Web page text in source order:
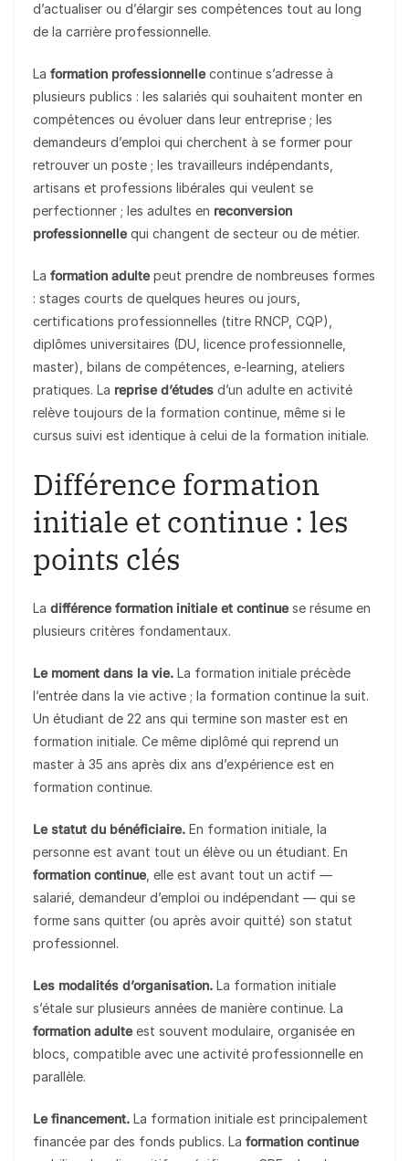
d’actualiser ou d’élargir ses compétences tout au long
de la carrière professionnelle.
La formation professionnellecontinue s’adresse à
plusieurs publics : les salariés qui souhaitent monter en
compétences ou évoluer dans leur entreprise ; les
demandeurs d’emploi qui cherchent à se former pour
retrouver un poste ; les travailleurs indépendants,
artisans et professions libérales qui veulent se
perfectionner ; les adultes en reconversion
professionnellequi changent de secteur ou de métier.
La formation adultepeut prendre de nombreuses formes
: stages courts de quelques heures ou jours,
certifications professionnelles (titre RNCP, CQP),
diplômes universitaires (DU, licence professionnelle,
master), bilans de compétences, e-learning, ateliers
pratiques. La reprise d’études d’un adulte en activité
relève toujours de la formation continue, même si le
cursus suivi est identique à celui de la formation initiale.
Différence formation
initiale et continue : les
points clés
La différence formation initiale et continuese résume en
plusieurs critères fondamentaux.
Le moment dans la vie. La formation initiale précède
l’entrée dans la vie active ; la formation continue la suit.
Un étudiant de 22 ans qui termine son master est en
formation initiale. Ce même diplômé qui reprend un
master à 35 ans après dix ans d’expérience est en
formation continue.
Le statut du bénéficiaire. En formation initiale, la
personne est avant tout un élève ou un étudiant. En
formation continue, elle est avant tout un actif —
salarié, demandeur d’emploi ou indépendant — qui se
forme sans quitter (ou après avoir quitté) son statut
professionnel.
Les modalités d’organisation. La formation initiale
s’étale sur plusieurs années de manière continue. La
formation adulteest souvent modulaire, organisée en
blocs, compatible avec une activité professionnelle en
parallèle.
Le financement. La formation initiale est principalement
financée par des fonds publics. La formation continue